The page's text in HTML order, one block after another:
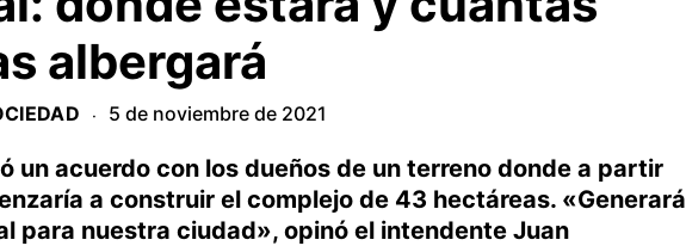
albergará
· 5 de noviembre de 2021
un acuerdo con los dueños de un terreno donde a partir
a construir el complejo de 43 hectáreas. «Generará
para nuestra ciudad», opinó el intendente Juan